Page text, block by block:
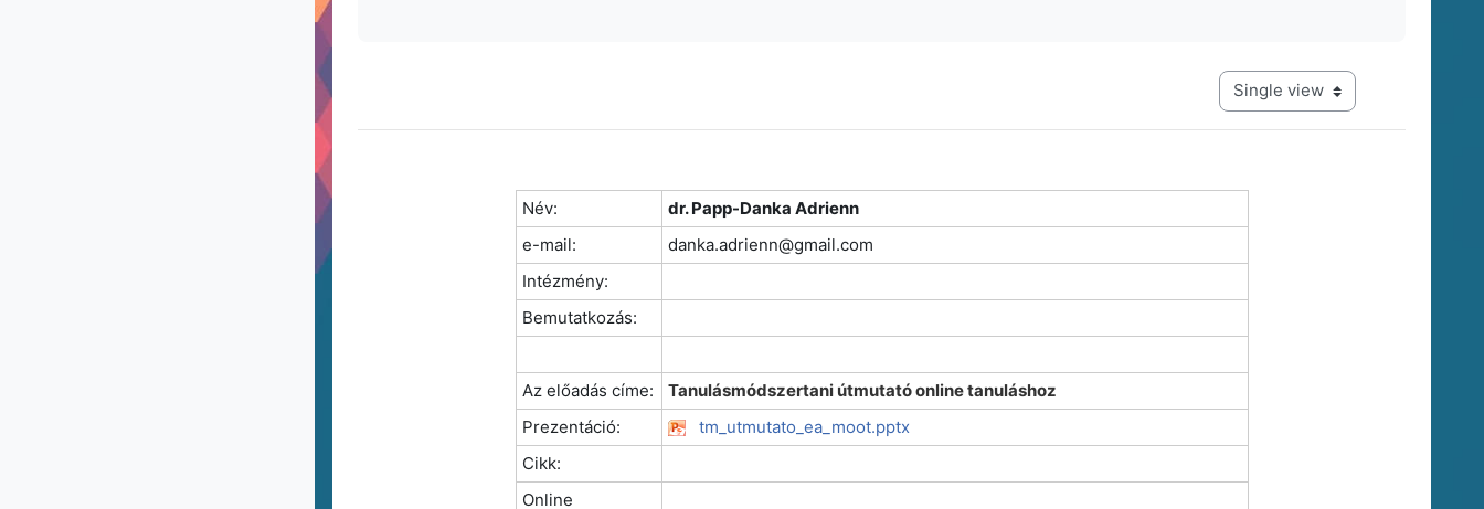
View mode tertiary navigation
Név:
dr. Papp-Danka Adrienn
e-mail:
danka.adrienn@gmail.com
Intézmény:
Bemutatkozás:
Az előadás címe:
Tanulásmódszertani útmutató online tanuláshoz
Prezentáció:
tm_utmutato_ea_moot.pptx
Cikk:
Online